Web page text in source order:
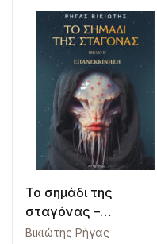
Το σημάδι της
σταγόνας –
Επανεκκίνηση
Βικιώτης Ρήγας